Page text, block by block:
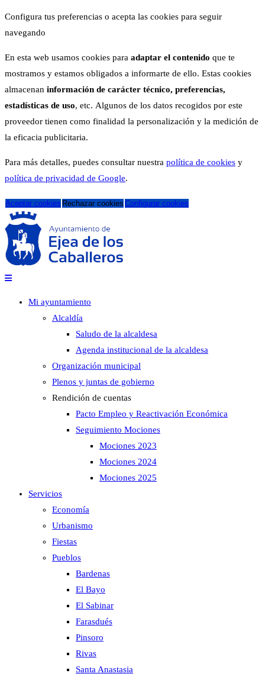
Configura tus preferencias o acepta las cookies para seguir
navegando
En esta web usamos cookies para adaptar el contenido que te
mostramos y estamos obligados a informarte de ello. Estas cookies
almacenan información de carácter técnico, preferencias,
estadísticas de uso, etc. Algunos de los datos recogidos por este
proveedor tienen como finalidad la personalización y la medición de
la eficacia publicitaria.
Para más detalles, puedes consultar nuestra política de cookies y
política de privacidad de Google.
Aceptar cookies Rechazar cookies Configurar cookies
Mi ayuntamiento
Alcaldía
Saludo de la alcaldesa
Agenda institucional de la alcaldesa
Organización municipal
Plenos y juntas de gobierno
Rendición de cuentas
Pacto Empleo y Reactivación Económica
Seguimiento Mociones
Mociones 2023
Mociones 2024
Mociones 2025
Servicios
Economía
Urbanismo
Fiestas
Pueblos
Bardenas
El Bayo
El Sabinar
Farasdués
Pinsoro
Rivas
Santa Anastasia